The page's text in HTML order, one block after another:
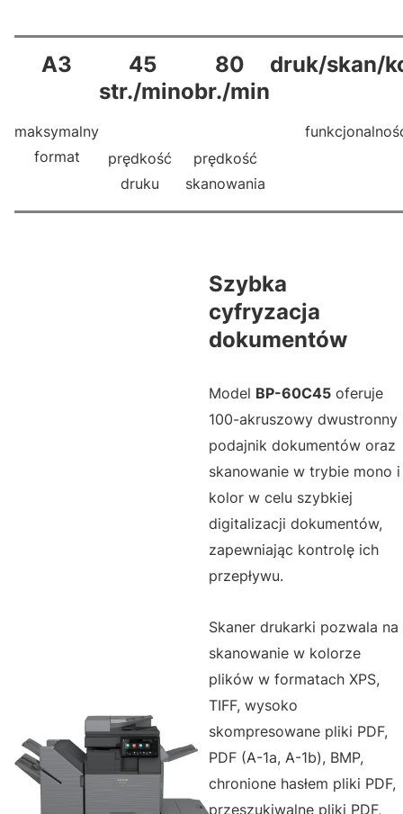
A3
maksymalny
format
45
str./min
prędkość
druku
80
obr./min
prędkość
skanowania
druk/skan/
Szybka
cyfryzacja
dokumentów
Model BP-60C45 oferuje
100-akruszowy dwustronny
podajnik dokumentów oraz
skanowanie w trybie mono i
kolor w celu szybkiej
digitalizacji dokumentów,
zapewniając kontrolę ich
przepływu.
Skaner drukarki pozwala na
skanowanie w kolorze
plików w formatach XPS,
TIFF, wysoko
skompresowane pliki PDF,
PDF (A-1a, A-1b), BMP,
chronione hasłem pliki PDF,
przeszukiwalne pliki PDF,